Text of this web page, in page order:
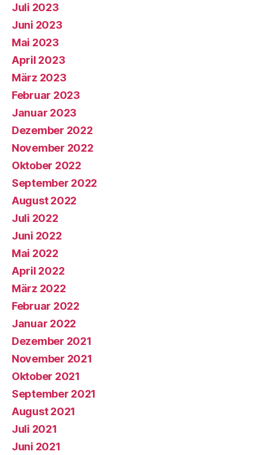
Juli 2023
Juni 2023
Mai 2023
April 2023
März 2023
Februar 2023
Januar 2023
Dezember 2022
November 2022
Oktober 2022
September 2022
August 2022
Juli 2022
Juni 2022
Mai 2022
April 2022
März 2022
Februar 2022
Januar 2022
Dezember 2021
November 2021
Oktober 2021
September 2021
August 2021
Juli 2021
Juni 2021